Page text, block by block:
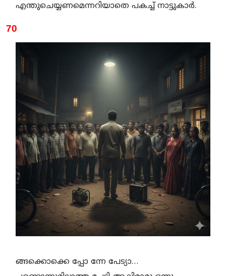
എന്തുചെയ്യണമെന്നറിയാതെ പകച്ച് നാട്ടുകാർ.
70
ങ്ങക്കൊക്കെ പ്പോ ന്നേ പേട്യാ…